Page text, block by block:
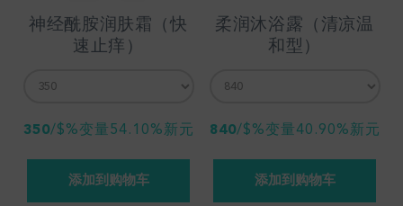
神经酰胺润肤霜（快
速止痒）
350/$%变量54.10%新元
柔润沐浴露（清凉温
和型）
840/$%变量40.90%新元